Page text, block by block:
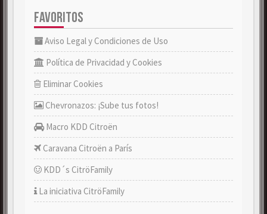
FAVORITOS
Aviso Legal y Condiciones de Uso
Política de Privacidad y Cookies
Eliminar Cookies
Chevronazos: ¡Sube tus fotos!
Macro KDD Citroën
Caravana Citroën a París
KDD´s CitröFamily
La iniciativa CitröFamily